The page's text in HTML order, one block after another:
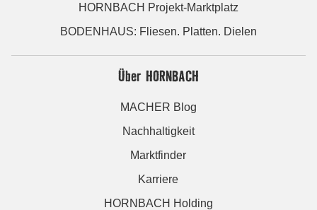
HORNBACH Projekt-Marktplatz
BODENHAUS: Fliesen. Platten. Dielen
Über HORNBACH
MACHER Blog
Nachhaltigkeit
Marktfinder
Karriere
HORNBACH Holding